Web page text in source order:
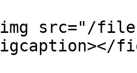
src="/files/